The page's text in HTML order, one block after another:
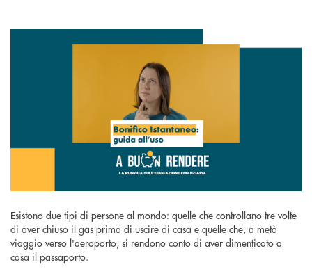
Esistono due tipi di persone al mondo: quelle che controllano tre volte
di aver chiuso il gas prima di uscire di casa e quelle che, a metà
viaggio verso l'aeroporto, si rendono conto di aver dimenticato a
casa il passaporto.